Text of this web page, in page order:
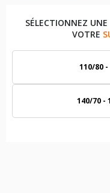
SÉLECTIONNEZ
VOTRE
110/80 -
140/70 -